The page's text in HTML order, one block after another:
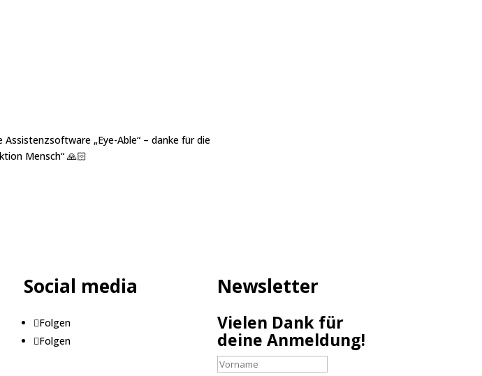
Assistenzsoftware „Eye-Able“ – danke für die
Mensch“ 🙏🏻
Social media
Folgen
Folgen
Newsletter
Vielen Dank für
deine Anmeldung!